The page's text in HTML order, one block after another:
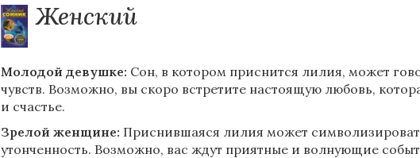
Женский
Молодой девушке: Сон, в котором приснится лилия, может
чувств. Возможно, вы скоро встретите настоящую любовь,
и счастье.
Зрелой женщине: Приснившаяся лилия может
утонченность. Возможно, вас ждут приятные и волнующие